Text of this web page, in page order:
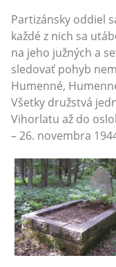
Partizánsky oddiel
každé z nich sa
na jeho južných a
sledovať pohyb
Humenné,
Všetky družstvá
Vihorlatu až do
– 26. novembra